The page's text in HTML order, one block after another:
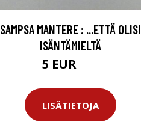
SAMPSA MANTERE : ...ETTÄ OLISI
ISÄNTÄMIELTÄ
5 EUR
LISÄTIETOJA